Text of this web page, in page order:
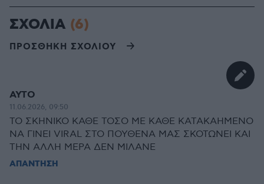
ΣΧΟΛΙΑ (6)
ΠΡΟΣΘΗΚΗ ΣΧΟΛΙΟΥ
ΑΥΤΟ
11.06.2026, 09:50
ΤΟ ΣΚΗΝΙΚΟ ΚΑΘΕ ΤΟΣΟ ΜΕ ΚΑΘΕ ΚΑΤΑΚΑΗΜΕΝΟ
ΝΑ ΓΙΝΕΙ VIRAL ΣΤΟ ΠΟΥΘΕΝΑ ΜΑΣ ΣΚΟΤΩΝΕΙ ΚΑΙ
ΤΗΝ ΑΛΛΗ ΜΕΡΑ ΔΕΝ ΜΙΛΑΝΕ
ΑΠΑΝΤΗΣΗ